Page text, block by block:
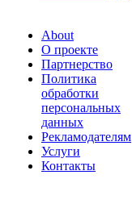
About
О проекте
Партнерство
Политика
обработки
персональных
данных
Рекламодателям
Услуги
Контакты